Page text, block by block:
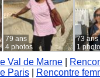
79 ans
4 photos
73 ans
1
Val de Marne
Paris
Rencontre